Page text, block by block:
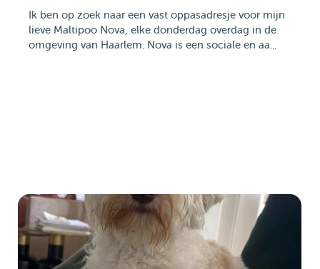
Ik ben op zoek naar een vast oppasadresje voor mijn
lieve Maltipoo Nova, elke donderdag overdag in de
omgeving van Haarlem. Nova is een sociale en aa...